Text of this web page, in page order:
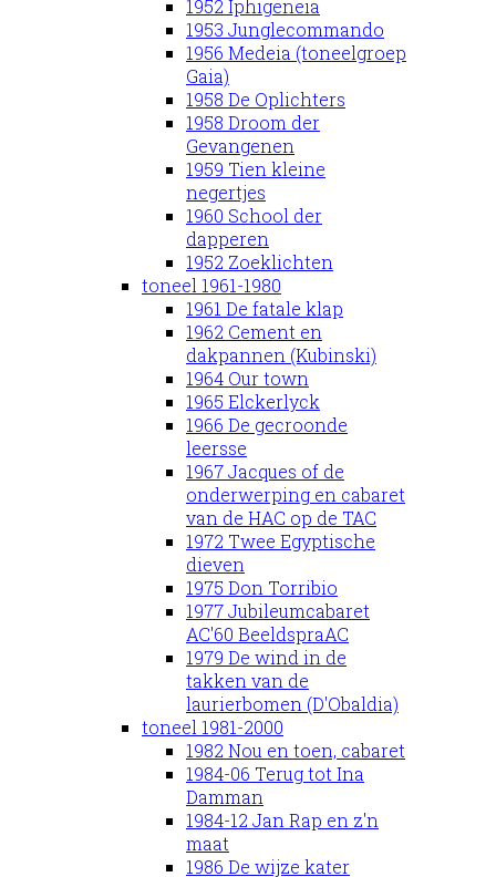
1952 Iphigeneia
1953 Junglecommando
1956 Medeia (toneelgroep
Gaia)
1958 De Oplichters
1958 Droom der
Gevangenen
1959 Tien kleine
negertjes
1960 School der
dapperen
1952 Zoeklichten
toneel 1961-1980
1961 De fatale klap
1962 Cement en
dakpannen (Kubinski)
1964 Our town
1965 Elckerlyck
1966 De gecroonde
leersse
1967 Jacques of de
onderwerping en cabaret
van de HAC op de TAC
1972 Twee Egyptische
dieven
1975 Don Torribio
1977 Jubileumcabaret
AC'60 BeeldspraAC
1979 De wind in de
takken van de
laurierbomen (D'Obaldia)
toneel 1981-2000
1982 Nou en toen, cabaret
1984-06 Terug tot Ina
Damman
1984-12 Jan Rap en z'n
maat
1986 De wijze kater